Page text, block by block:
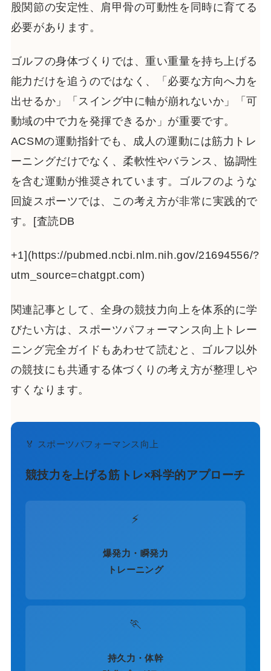
股関節の安定性、肩甲骨の可動性を同時に育てる
必要があります。
ゴルフの身体づくりでは、重い重量を持ち上げる
能力だけを追うのではなく、「必要な方向へ力を
出せるか」「スイング中に軸が崩れないか」「可
動域の中で力を発揮できるか」が重要です。
ACSMの運動指針でも、成人の運動には筋力トレ
ーニングだけでなく、柔軟性やバランス、協調性
を含む運動が推奨されています。ゴルフのような
回旋スポーツでは、この考え方が非常に実践的で
す。[査読DB
+1](https://pubmed.ncbi.nlm.nih.gov/21694556/?
utm_source=chatgpt.com)
関連記事として、全身の競技力向上を体系的に学
びたい方は、スポーツパフォーマンス向上トレー
ニング完全ガイドもあわせて読むと、ゴルフ以外
の競技にも共通する体づくりの考え方が整理しや
すくなります。
🏅 スポーツパフォーマンス向上
競技力を上げる筋トレ×科学的アプローチ
⚡
爆発力・瞬発力
トレーニング
🏃
持久力・体幹